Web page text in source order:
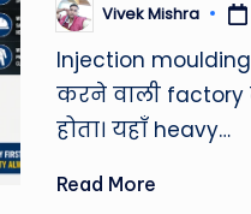
Posted
by
Vivek Mishra
Injection
करने वाली
होता। यहाँ heavy…
Read More